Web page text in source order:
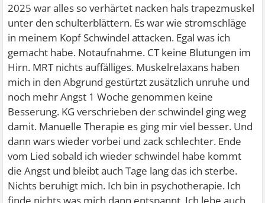
2025 war alles so verhärtet nacken hals trapezmuskel
unter den schulterblättern. Es war wie stromschläge
in meinem Kopf Schwindel attacken. Egal was ich
gemacht habe. Notaufnahme. CT keine Blutungen im
Hirn. MRT nichts auffälliges. Muskelrelaxans haben
mich in den Abgrund gestürtzt zusätzlich unruhe und
noch mehr Angst 1 Woche genommen keine
Besserung. KG verschrieben der schwindel ging weg
damit. Manuelle Therapie es ging mir viel besser. Und
dann wars wieder vorbei und zack schlechter. Ende
vom Lied sobald ich wieder schwindel habe kommt
die Angst und bleibt auch Tage lang das ich sterbe.
Nichts beruhigt mich. Ich bin in psychotherapie. Ich